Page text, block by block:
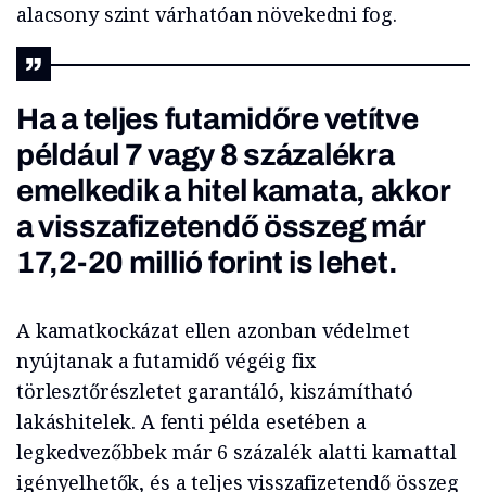
alacsony szint várhatóan növekedni fog.
Ha a teljes futamidőre vetítve
például 7 vagy 8 százalékra
emelkedik a hitel kamata, akkor
a visszafizetendő összeg már
17,2-20 millió forint is lehet.
A kamatkockázat ellen azonban védelmet
nyújtanak a futamidő végéig fix
törlesztőrészletet garantáló, kiszámítható
lakáshitelek. A fenti példa esetében a
legkedvezőbbek már 6 százalék alatti kamattal
igényelhetők, és a teljes visszafizetendő összeg